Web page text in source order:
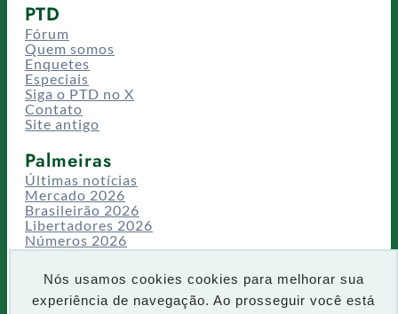
Nós usamos cookies cookies para melhorar sua
experiência de navegação. Ao prosseguir você está
PTD
Fórum
Quem somos
Enquetes
Especiais
Siga o PTD no X
Contato
Site antigo
Palmeiras
Últimas notícias
Mercado 2026
Brasileirão 2026
Libertadores 2026
Números 2026
Campeonatos
Temporadas
CT/Centro de Excelência